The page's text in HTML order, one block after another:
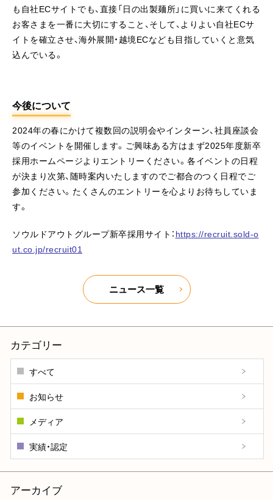
も自社ECサイトでも、直接「日の出製麺所」に買いに来てくれる
お客さまを一番に大切にすること、そして、よりよい自社ECサ
イトを確立させ、海外展開・越境ECなども目指していくと意気
込んでいる。
今後について
2024年の春にかけて複数回の説明会やインターン、社員座談会
等のイベントを開催します。ご興味ある方はまず2025年度新卒
採用ホームページよりエントリーください。各イベントの日程
が決まり次第、随時案内いたしますのでご都合のつく日程でご
参加ください。たくさんのエントリーを心よりお待ちしていま
す。
ソウルドアウトグループ新卒採用サイト： https://recruit.sold-o
ut.co.jp/recruit01
ニュース一覧
カテゴリー
すべて
お知らせ
メディア
実績・認定
アーカイブ